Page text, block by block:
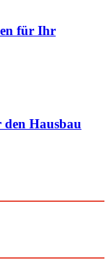
für Ihr
Hausbau